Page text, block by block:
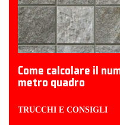
Come calcolare il
metro quadro
TRUCCHI E CONSIGLI